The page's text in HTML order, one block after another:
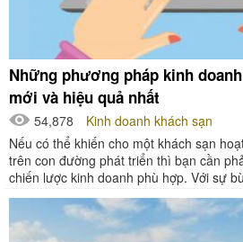
Những phương pháp kinh
mới và hiệu quả nhất
54,878
Kinh doanh khách sạn
Nếu có thể khiến cho một khách sạn
trên con đường phát triển thì bạn cần
chiến lược kinh doanh phù hợp. Với sự